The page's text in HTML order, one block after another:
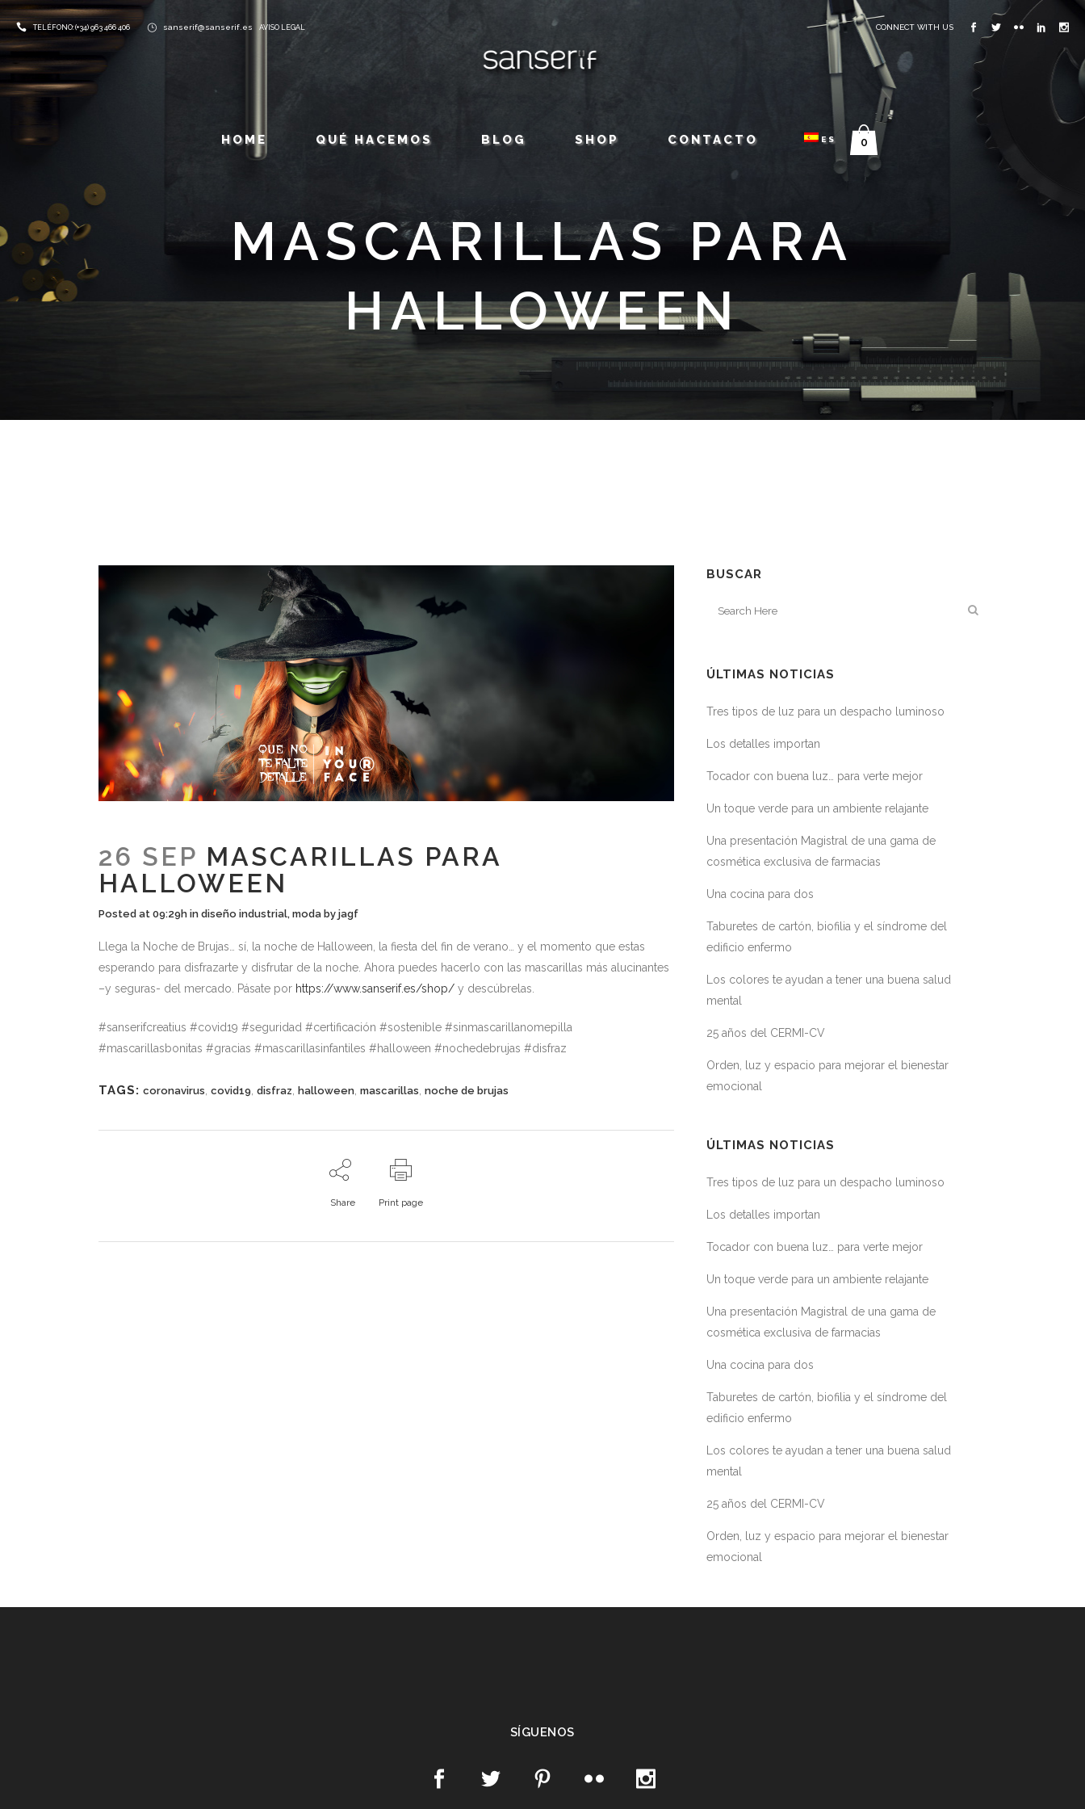
TELÉFONO: (+34) 963 466 406 sanserif@sanserif.es AVISO LEGAL CONNECT WITH US
HOME QUÉ HACEMOS BLOG SHOP CONTACTO ES 0
MASCARILLAS PARA
HALLOWEEN
26 SEP MASCARILLAS PARA
HALLOWEEN
Posted at 09:29h in diseño industrial, moda by jagf
Llega la Noche de Brujas… sí, la noche de Halloween, la fiesta del fin de verano… y el momento que estas
esperando para disfrazarte y disfrutar de la noche. Ahora puedes hacerlo con las mascarillas más alucinantes
–y seguras- del mercado. Pásate por https://www.sanserif.es/shop/ y descúbrelas.
#sanserifcreatius #covid19 #seguridad #certificación #sostenible #sinmascarillanomepilla
#mascarillasbonitas #gracias #mascarillasinfantiles #halloween #nochedebrujas #disfraz
TAGS: coronavirus covid19 disfraz halloween mascarillas noche de brujas
Share Print page
BUSCAR
ÚLTIMAS NOTICIAS
Tres tipos de luz para un despacho luminoso
Los detalles importan
Tocador con buena luz… para verte mejor
Un toque verde para un ambiente relajante
Una presentación Magistral de una gama de
cosmética exclusiva de farmacias
Una cocina para dos
Taburetes de cartón, biofilia y el síndrome del
edificio enfermo
Los colores te ayudan a tener una buena salud
mental
25 años del CERMI-CV
Orden, luz y espacio para mejorar el bienestar
emocional
ÚLTIMAS NOTICIAS
Tres tipos de luz para un despacho luminoso
Los detalles importan
Tocador con buena luz… para verte mejor
Un toque verde para un ambiente relajante
Una presentación Magistral de una gama de
cosmética exclusiva de farmacias
Una cocina para dos
Taburetes de cartón, biofilia y el síndrome del
edificio enfermo
Los colores te ayudan a tener una buena salud
mental
25 años del CERMI-CV
Orden, luz y espacio para mejorar el bienestar
emocional
SÍGUENOS